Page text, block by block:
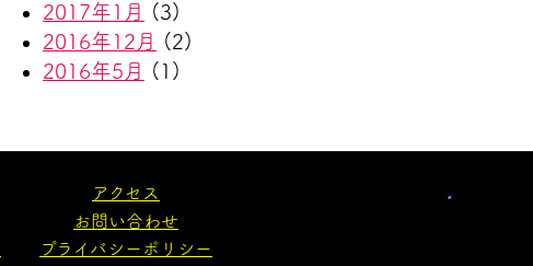
2017年1月
(3)
2016年12月
(2)
2016年5月
(1)
アクセス
お問い合わせ
プライバシーポリシー